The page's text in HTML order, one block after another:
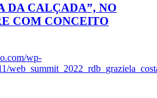
DA CALÇADA”, NO
COM CONCEITO
wp-